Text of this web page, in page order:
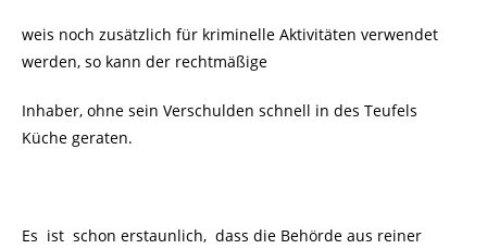
weis noch zusätzlich für kriminelle Aktivitäten verwendet
werden, so kann der rechtmäßige
Inhaber, ohne sein Verschulden schnell in des Teufels
Küche geraten.
Es ist schon erstaunlich, dass die Behörde aus reiner